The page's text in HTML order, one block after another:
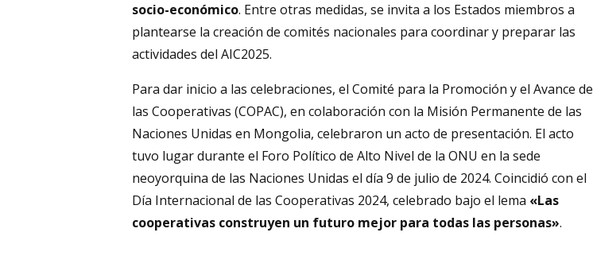
socio-económico. Entre otras medidas, se invita a los Estados miembros a
plantearse la creación de comités nacionales para coordinar y preparar las
actividades del AIC2025.
Para dar inicio a las celebraciones, el Comité para la Promoción y el Avance de
las Cooperativas (COPAC), en colaboración con la Misión Permanente de las
Naciones Unidas en Mongolia, celebraron un acto de presentación. El acto
tuvo lugar durante el Foro Político de Alto Nivel de la ONU en la sede
neoyorquina de las Naciones Unidas el día 9 de julio de 2024. Coincidió con el
Día Internacional de las Cooperativas 2024, celebrado bajo el lema «Las
cooperativas construyen un futuro mejor para todas las personas».